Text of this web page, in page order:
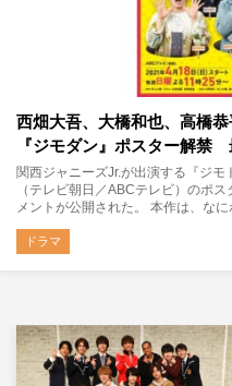
西畑大吾、大橋和也、高橋
『ジモダン』ポスター解禁
関西ジャニーズJr.が出演する『ジモ
（テレビ朝日／ABCテレビ）のポ
メントが公開された。 本作は、な
ドラマ